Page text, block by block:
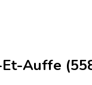
Auffe